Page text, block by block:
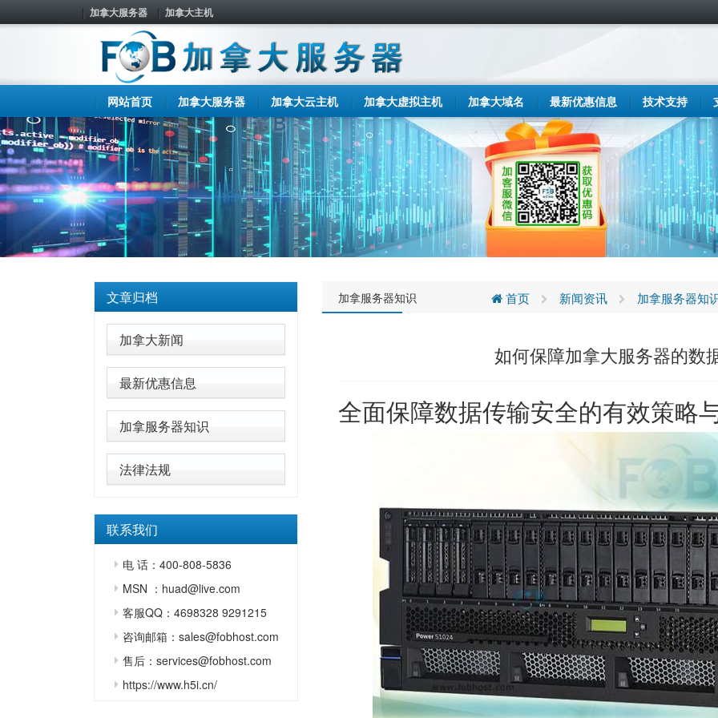
加拿大服务器 加拿大主机
网站首页 加拿大服务器 加拿大云主机 加拿大虚拟主机 加拿大域名 最新优惠信息 技术支持
文章归档
加拿大新闻
最新优惠信息
加拿服务器知识
法律法规
联系我们
电 话：400-808-5836
MSN ：huad@live.com
客服QQ：4698328 9291215
咨询邮箱：sales@fobhost.com
售后：services@fobhost.com
https://www.h5i.cn/
加拿服务器知识 首页 新闻资讯 加拿服务器知
如何保障加拿大服务器的数
全面保障数据传输安全的有效策略